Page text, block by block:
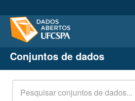
Conjuntos de dados
Organizações
Grupos
Conjuntos de dados